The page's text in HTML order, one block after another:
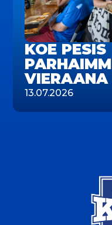
KOE PESIS
VIERAANA
13.07.2026